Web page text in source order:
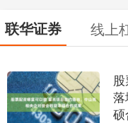
联华证券 线上